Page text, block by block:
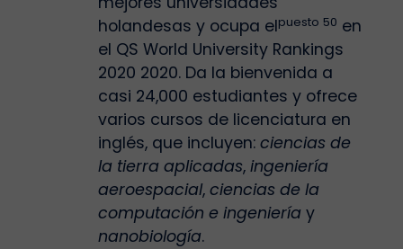
holandesas y ocupa elpuesto 50 en
el QS World University Rankings
2020 2020. Da la bienvenida a
casi 24,000 estudiantes y ofrece
varios cursos de licenciatura en
inglés, que incluyen: ciencias de
la tierra aplicadas, ingeniería
aeroespacial, ciencias de la
computación e ingeniería y
nanobiología.